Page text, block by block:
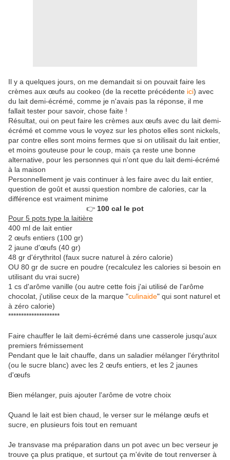
Il y a quelques jours, on me demandait si on pouvait faire les
crèmes aux œufs au cookeo (de la recette précédente ici) avec
du lait demi-écrémé, comme je n'avais pas la réponse, il me
fallait tester pour savoir, chose faite !
Résultat, oui on peut faire les crèmes aux œufs avec du lait demi-
écrémé et comme vous le voyez sur les photos elles sont nickels,
par contre elles sont moins fermes que si on utilisait du lait entier,
et moins gouteuse pour le coup, mais ça reste une bonne
alternative, pour les personnes qui n'ont que du lait demi-écrémé
à la maison
Personnellement je vais continuer à les faire avec du lait entier,
question de goût et aussi question nombre de calories, car la
différence est vraiment minime
👉 100 cal le pot
Pour 5 pots type la laitière
400 ml de lait entier
2 œufs entiers (100 gr)
2 jaune d'œufs (40 gr)
48 gr d'érythritol (faux sucre naturel à zéro calorie)
OU 80 gr de sucre en poudre (recalculez les calories si besoin en
utilisant du vrai sucre)
1 cs d'arôme vanille (ou autre cette fois j'ai utilisé de l'arôme
chocolat, j'utilise ceux de la marque "culinaide" qui sont naturel et
à zéro calorie)
********************
Faire chauffer le lait demi-écrémé dans une casserole jusqu'aux
premiers frémissement
Pendant que le lait chauffe, dans un saladier mélanger l'érythritol
(ou le sucre blanc) avec les 2 œufs entiers, et les 2 jaunes
d'œufs
Bien mélanger, puis ajouter l'arôme de votre choix
Quand le lait est bien chaud, le verser sur le mélange œufs et
sucre, en plusieurs fois tout en remuant
Je transvase ma préparation dans un pot avec un bec verseur je
trouve ça plus pratique, et surtout ça m'évite de tout renverser à